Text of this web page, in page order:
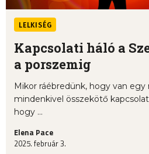
LELKISÉG
Kapcsolati háló a
a porszemig
Mikor ráébredünk, hogy van
mindenkivel összekötő
hogy ...
Elena Pace
2025. február 3.